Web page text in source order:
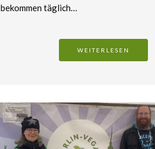
bekommen täglich…
WEITERLESEN